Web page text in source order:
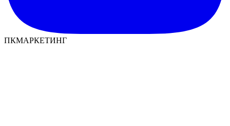
ПКМАРКЕТИНГ